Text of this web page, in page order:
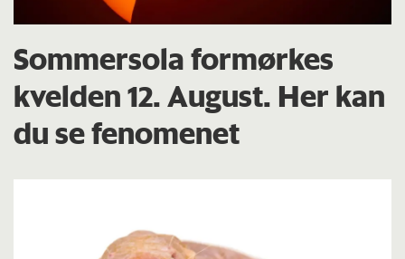
Sommersola formørkes
kvelden 12. August. Her kan
du se fenomenet